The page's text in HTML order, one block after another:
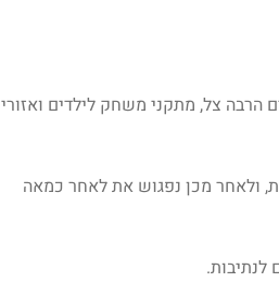
צל, מתקני משחק לילדים ואזורי
ולאחר מכן נפגוש את לאחר כמאה